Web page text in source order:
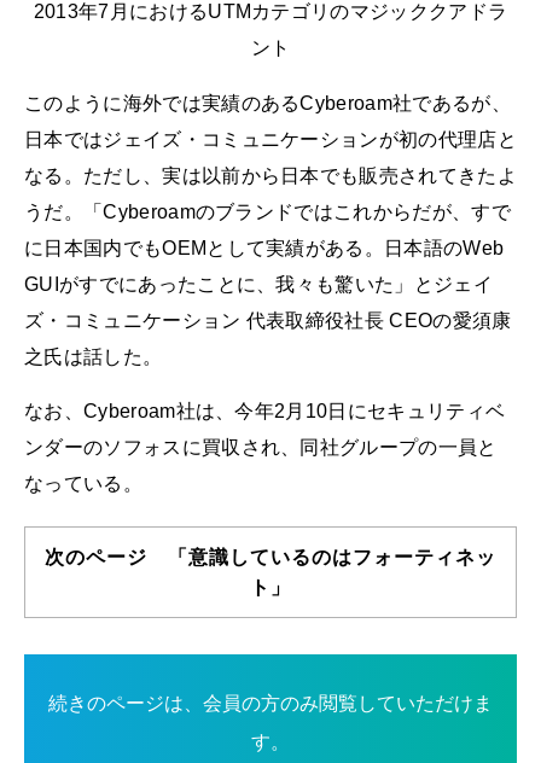
2013年7月におけるUTMカテゴリのマジッククアドラ
ント
このように海外では実績のあるCyberoam社であるが、
日本ではジェイズ・コミュニケーションが初の代理店と
なる。ただし、実は以前から日本でも販売されてきたよ
うだ。「Cyberoamのブランドではこれからだが、すで
に日本国内でもOEMとして実績がある。日本語のWeb
GUIがすでにあったことに、我々も驚いた」とジェイ
ズ・コミュニケーション 代表取締役社長 CEOの愛須康
之氏は話した。
なお、Cyberoam社は、今年2月10日にセキュリティベ
ンダーのソフォスに買収され、同社グループの一員と
なっている。
次のページ 「意識しているのはフォーティネッ
ト」
続きのページは、会員の方のみ閲覧していただけま
す。